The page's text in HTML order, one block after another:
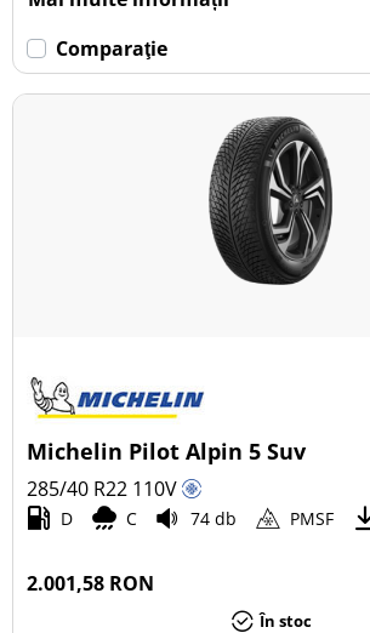
Comparaţie
Michelin Pilot Alpin 5 Suv
285/40 R22 110V
D C 74 db PMSF
2.001,58 RON
În stoc